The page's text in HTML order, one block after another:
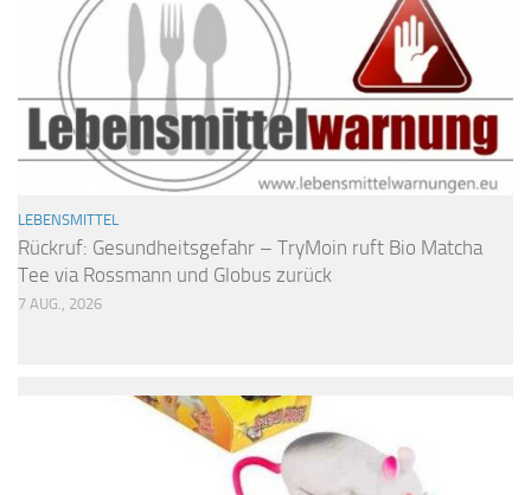
LEBENSMITTEL
Rückruf: Gesundheitsgefahr – TryMoin ruft Bio Matcha
Tee via Rossmann und Globus zurück
7 AUG., 2026